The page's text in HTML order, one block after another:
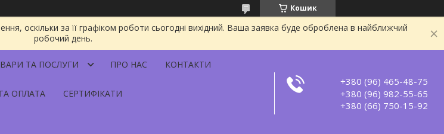
Кошик
оскільки за її графіком роботи сьогодні вихідний. Ваша заявка буде оброблена в найближчий
робочий день.
ТА ПОСЛУГИ ПРО НАС КОНТАКТИ
ОПЛАТА СЕРТИФІКАТИ
+380 (96) 465-48-75
+380 (96) 982-55-65
+380 (66) 750-15-92